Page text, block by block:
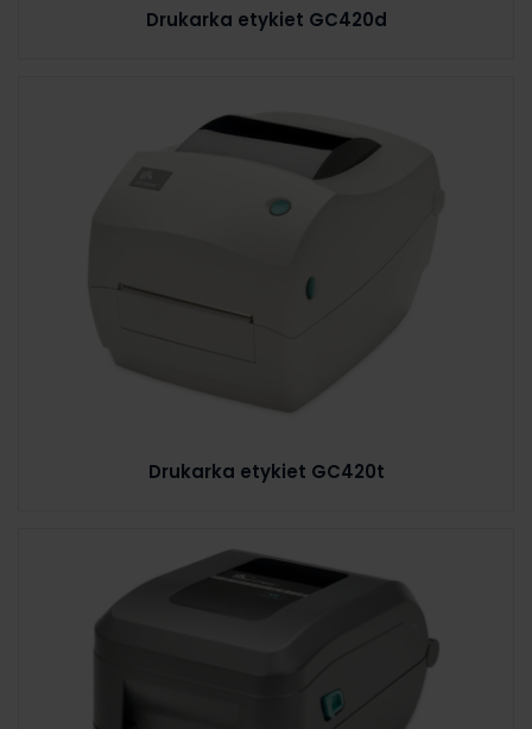
Drukarka etykiet GC420d
Drukarka etykiet GC420t